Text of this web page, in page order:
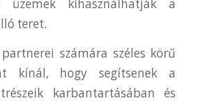
kihasználhatják a
teret.
számára széles körű
kínál, hogy segítsenek a
karbantartásában és